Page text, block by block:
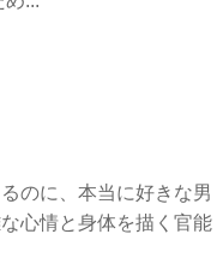
のに、本当に好きな男
心情と身体を描く官能